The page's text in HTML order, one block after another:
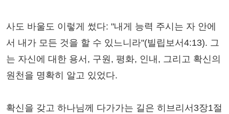
사도 바울도 이렇게 썼다: "내게 능력 주시는 자 안에
서 내가 모든 것을 할 수 있느니라"(빌립보서4:13). 그
는 자신에 대한 용서, 구원, 평화, 인내, 그리고 확신의
원천을 명확히 알고 있었다.
확신을 갖고 하나님께 다가가는 길은 히브리서3장1절